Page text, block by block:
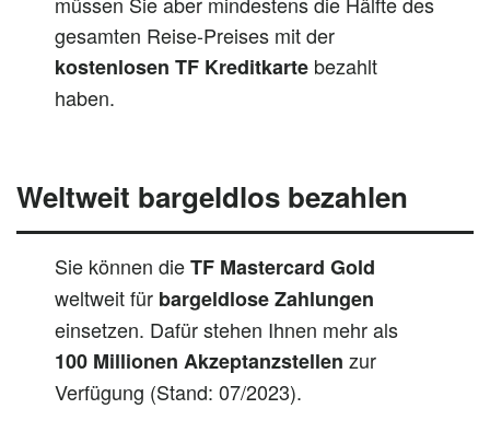
gesamten Reise-Preises mit der
kostenlosen TF Kreditkarte bezahlt
haben.
Weltweit bargeldlos bezahlen
Sie können dieTF Mastercard Gold
weltweit für bargeldlose Zahlungen
einsetzen. Dafür stehen Ihnen mehr als
100 Millionen Akzeptanzstellen zur
Verfügung (Stand: 07/2023).